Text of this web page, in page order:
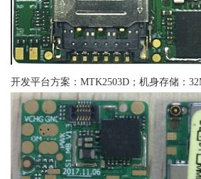
开发平台方案：MTK2503D；机身存储：